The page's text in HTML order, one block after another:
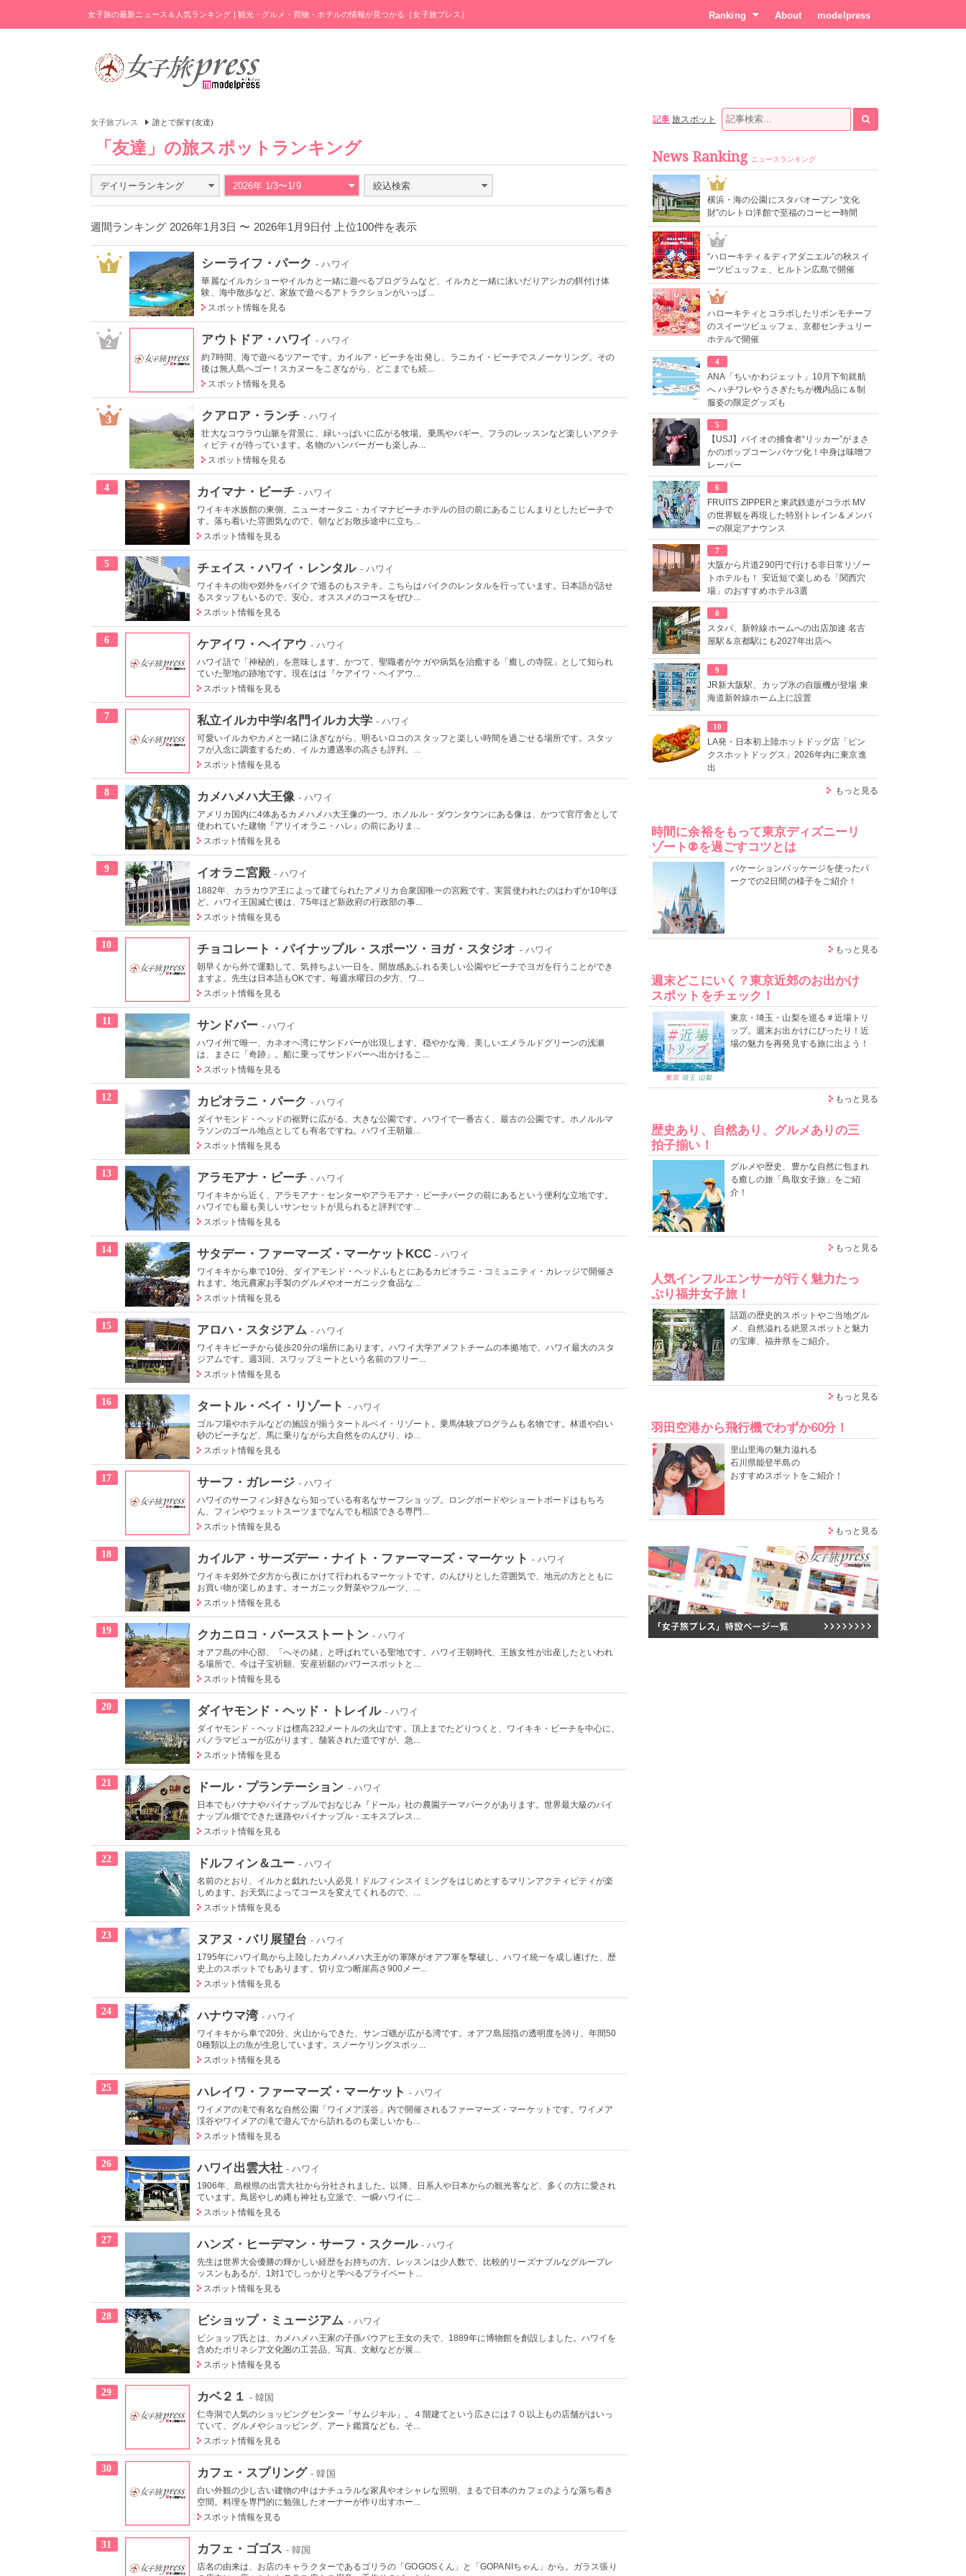
女子旅の最新ニュース＆人気ランキング | 観光・グルメ・買物・ホテルの情報が見つかる［女子旅プレス］ Ranking About modelpress
女子旅プレス 誰とで探す(友達)
「友達」の旅スポットランキング
デイリーランキング 2026年 1/3〜1/9 絞込検索
週間ランキング 2026年1月3日 〜 2026年1月9日付 上位100件を表示
1 シーライフ・パーク - ハワイ
華麗なイルカショーやイルカと一緒に遊べるプログラムなど、イルカと一緒に泳いだりアシカの餌付け体
験、海中散歩など、家族で遊べるアトラクションがいっぱ...
スポット情報を見る
2 アウトドア・ハワイ - ハワイ
約7時間、海で遊べるツアーです。カイルア・ビーチを出発し、ラニカイ・ビーチでスノーケリング。その
後は無人島へゴー！スカヌーをこぎながら、どこまでも続...
スポット情報を見る
3 クアロア・ランチ - ハワイ
壮大なコウラウ山脈を背景に、緑いっぱいに広がる牧場。乗馬やバギー、フラのレッスンなど楽しいアクテ
ィビティが待っています。名物のハンバーガーも楽しみ...
スポット情報を見る
4 カイマナ・ビーチ - ハワイ
ワイキキ水族館の東側、ニューオータニ・カイマナビーチホテルの目の前にあるこじんまりとしたビーチで
す。落ち着いた雰囲気なので、朝などお散歩途中に立ち...
スポット情報を見る
5 チェイス・ハワイ・レンタル - ハワイ
ワイキキの街や郊外をバイクで巡るのもステキ。こちらはバイクのレンタルを行っています。日本語が話せ
るスタッフもいるので、安心。オススメのコースをぜひ...
スポット情報を見る
6 ケアイワ・ヘイアウ - ハワイ
ハワイ語で「神秘的」を意味します。かつて、聖職者がケガや病気を治癒する「癒しの寺院」として知られ
ていた聖地の跡地です。現在はは『ケアイワ・ヘイアウ...
スポット情報を見る
7 私立イルカ中学/名門イルカ大学 - ハワイ
可愛いイルカやカメと一緒に泳ぎながら、明るいロコのスタッフと楽しい時間を過ごせる場所です。スタッ
フが入念に調査するため、イルカ遭遇率の高さも評判。...
スポット情報を見る
8 カメハメハ大王像 - ハワイ
アメリカ国内に4体あるカメハメハ大王像の一つ。ホノルル・ダウンタウンにある像は、かつて官庁舎として
使われていた建物『アリイオラニ・ハレ』の前にありま...
スポット情報を見る
9 イオラニ宮殿 - ハワイ
1882年、カラカウア王によって建てられたアメリカ合衆国唯一の宮殿です。実質使われたのはわずか10年ほ
ど。ハワイ王国滅亡後は、75年ほど新政府の行政部の事...
スポット情報を見る
10 チョコレート・パイナップル・スポーツ・ヨガ・スタジオ - ハワイ
朝早くから外で運動して、気持ちよい一日を。開放感あふれる美しい公園やビーチでヨガを行うことができ
ますよ。先生は日本語もOKです。毎週水曜日の夕方、ワ...
スポット情報を見る
11 サンドバー - ハワイ
ハワイ州で唯一、カネオヘ湾にサンドバーが出現します。穏やかな海、美しいエメラルドグリーンの浅瀬
は、まさに「奇跡」。船に乗ってサンドバーへ出かけるこ...
スポット情報を見る
12 カピオラニ・パーク - ハワイ
ダイヤモンド・ヘッドの裾野に広がる、大きな公園です。ハワイで一番古く、最古の公園です。ホノルルマ
ラソンのゴール地点としても有名ですね。ハワイ王朝最...
スポット情報を見る
13 アラモアナ・ビーチ - ハワイ
ワイキキから近く、アラモアナ・センターやアラモアナ・ビーチパークの前にあるという便利な立地です。
ハワイでも最も美しいサンセットが見られると評判です...
スポット情報を見る
14 サタデー・ファーマーズ・マーケットKCC - ハワイ
ワイキキから車で10分、ダイアモンド・ヘッドふもとにあるカピオラニ・コミュニティ・カレッジで開催さ
れます。地元農家お手製のグルメやオーガニック食品な...
スポット情報を見る
15 アロハ・スタジアム - ハワイ
ワイキキビーチから徒歩20分の場所にあります。ハワイ大学アメフトチームの本拠地で、ハワイ最大のスタ
ジアムです。週3回、スワップミートという名前のフリー...
スポット情報を見る
16 タートル・ベイ・リゾート - ハワイ
ゴルフ場やホテルなどの施設が揃うタートルベイ・リゾート。乗馬体験プログラムも名物です。林道や白い
砂のビーチなど、馬に乗りながら大自然をのんびり、ゆ...
スポット情報を見る
17 サーフ・ガレージ - ハワイ
ハワイのサーフィン好きなら知っている有名なサーフショップ。ロングボードやショートボードはもちろ
ん、フィンやウェットスーツまでなんでも相談できる専門...
スポット情報を見る
18 カイルア・サーズデー・ナイト・ファーマーズ・マーケット - ハワイ
ワイキキ郊外で夕方から夜にかけて行われるマーケットです。のんびりとした雰囲気で、地元の方とともに
お買い物が楽しめます。オーガニック野菜やフルーツ、...
スポット情報を見る
19 クカニロコ・バースストートン - ハワイ
オアフ島の中心部、「へその緒」と呼ばれている聖地です。ハワイ王朝時代、王族女性が出産したといわれ
る場所で、今は子宝祈願、安産祈願のパワースポットと...
スポット情報を見る
20 ダイヤモンド・ヘッド・トレイル - ハワイ
ダイヤモンド・ヘッドは標高232メートルの火山です。頂上までたどりつくと、ワイキキ・ビーチを中心に、
パノラマビューが広がります。舗装された道ですが、急...
スポット情報を見る
21 ドール・プランテーション - ハワイ
日本でもバナナやパイナップルでおなじみ『ドール』社の農園テーマパークがあります。世界最大級のパイ
ナップル畑でできた迷路やパイナップル・エキスプレス...
スポット情報を見る
22 ドルフィン＆ユー - ハワイ
名前のとおり、イルカと戯れたい人必見！ドルフィンスイミングをはじめとするマリンアクティビティが楽
しめます。お天気によってコースを変えてくれるので、...
スポット情報を見る
23 ヌアヌ・バリ展望台 - ハワイ
1795年にハワイ島から上陸したカメハメハ大王がの軍隊がオアフ軍を撃破し、ハワイ統一を成し遂げた、歴
史上のスポットでもあります。切り立つ断崖高さ900メー...
スポット情報を見る
24 ハナウマ湾 - ハワイ
ワイキキから車で20分、火山からできた、サンゴ礁が広がる湾です。オアフ島屈指の透明度を誇り、年間50
0種類以上の魚が生息しています。スノーケリングスポッ...
スポット情報を見る
25 ハレイワ・ファーマーズ・マーケット - ハワイ
ワイメアの滝で有名な自然公園「ワイメア渓谷」内で開催されるファーマーズ・マーケットです。ワイメア
渓谷やワイメアの滝で遊んでから訪れるのも楽しいかも...
スポット情報を見る
26 ハワイ出雲大社 - ハワイ
1906年、島根県の出雲大社から分社されました。以降、日系人や日本からの観光客など、多くの方に愛され
ています。鳥居やしめ縄も神社も立派で、一瞬ハワイに...
スポット情報を見る
27 ハンズ・ヒーデマン・サーフ・スクール - ハワイ
先生は世界大会優勝の輝かしい経歴をお持ちの方。レッスンは少人数で、比較的リーズナブルなグループレ
ッスンもあるが、1対1でしっかりと学べるプライベート...
スポット情報を見る
28 ビショップ・ミュージアム - ハワイ
ビショップ氏とは、カメハメハ王家の子孫パウアヒ王女の夫で、1889年に博物館を創設しました。ハワイを
含めたポリネシア文化圏の工芸品、写真、文献などが展...
スポット情報を見る
29 カベ２１ - 韓国
仁寺洞で人気のショッピングセンター「サムジキル」。４階建てという広さには７０以上もの店舗がはいっ
ていて、グルメやショッピング、アート鑑賞なども。そ...
スポット情報を見る
30 カフェ・スプリング - 韓国
白い外観の少し古い建物の中はナチュラルな家具やオシャレな照明、まるで日本のカフェのような落ち着き
空間。料理を専門的に勉強したオーナーが作り出すホー...
スポット情報を見る
31 カフェ・ゴゴス - 韓国
店名の由来は、お店のキャラクターであるゴリラの「GOGOSくん」と「GOPANIちゃん」から。ガラス張り
記事 旅スポット
News Ranking ニュースランキング
1
横浜・海の公園にスタバオープン “文化
財”のレトロ洋館で至福のコーヒー時間
2
“ハローキティ＆ディアダニエル”の秋スイ
ーツビュッフェ、ヒルトン広島で開催
3
ハローキティとコラボしたリボンモチーフ
のスイーツビュッフェ、京都センチュリー
ホテルで開催
4
ANA「ちいかわジェット」10月下旬就航
へ ハチワレやうさぎたちが機内品に＆制
服姿の限定グッズも
5
【USJ】バイオの捕食者“リッカー”がまさ
かのポップコーンバケツ化！中身は味噌フ
レーバー
6
FRUITS ZIPPERと東武鉄道がコラボ MV
の世界観を再現した特別トレイン＆メンバ
ーの限定アナウンス
7
大阪から片道290円で行ける非日常リゾー
トホテルも！ 安近短で楽しめる「関西穴
場」のおすすめホテル3選
8
スタバ、新幹線ホームへの出店加速 名古
屋駅＆京都駅にも2027年出店へ
9
JR新大阪駅、カップ氷の自販機が登場 東
海道新幹線ホーム上に設置
10
LA発・日本初上陸ホットドッグ店「ピン
クスホットドッグス」2026年内に東京進
出
もっと見る
時間に余裕をもって東京ディズニーリ
ゾート®を過ごすコツとは
バケーションパッケージを使ったパ
ークでの2日間の様子をご紹介！
もっと見る
週末どこにいく？東京近郊のお出かけ
スポットをチェック！
東京・埼玉・山梨を巡る＃近場トリ
ップ。週末お出かけにぴったり！近
場の魅力を再発見する旅に出よう！
もっと見る
歴史あり、自然あり、グルメありの三
拍子揃い！
グルメや歴史、豊かな自然に包まれ
る癒しの旅「鳥取女子旅」をご紹
介！
もっと見る
人気インフルエンサーが行く魅力たっ
ぷり福井女子旅！
話題の歴史的スポットやご当地グル
メ、自然溢れる絶景スポットと魅力
の宝庫、福井県をご紹介。
もっと見る
羽田空港から飛行機でわずか60分！
里山里海の魅力溢れる
石川県能登半島の
おすすめスポットをご紹介！
もっと見る